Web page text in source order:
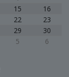
15
16
22
23
29
30
5 6